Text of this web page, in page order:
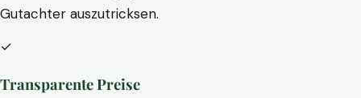
Gutachter auszutricksen.
✓
Transparente Preise